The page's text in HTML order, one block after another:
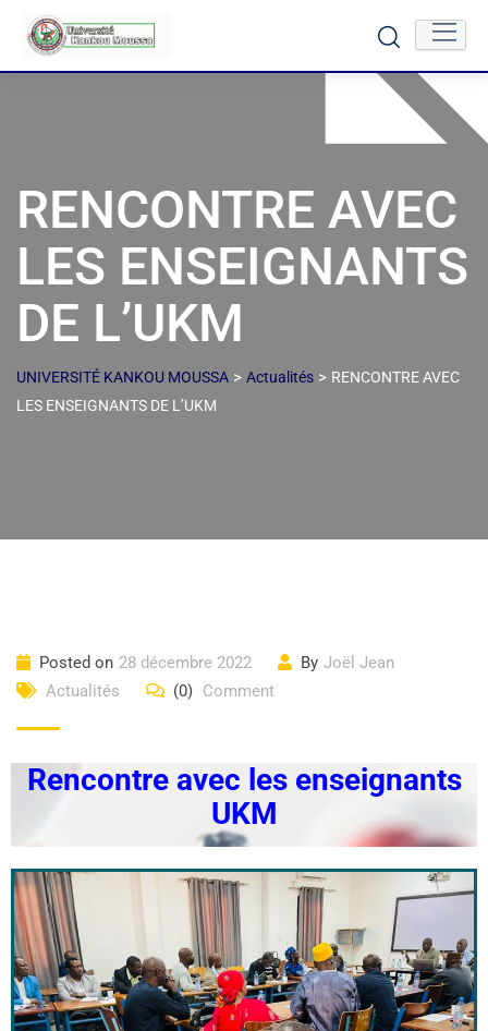
RENCONTRE AVEC
LES ENSEIGNANTS
DE L’UKM
UNIVERSITÉ KANKOU MOUSSA > Actualités > RENCONTRE AVEC
LES ENSEIGNANTS DE L’UKM
Posted on 28 décembre 2022 By Joël Jean
Actualités
(0) Comment
Rencontre avec les enseignants
UKM